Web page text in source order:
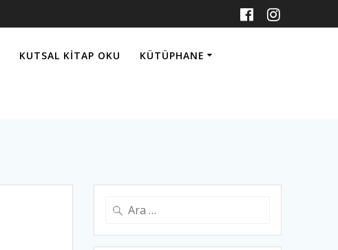
KUTSAL KITAP OKU KÜTÜPHANE
Arama: